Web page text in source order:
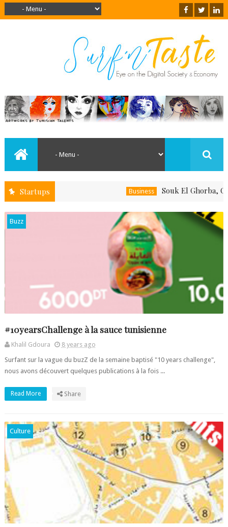
Startups Business Souk El Ghorba, Ou
Buzz
#10yearsChallenge à la sauce tunisienne
Khalil Gdoura
8 years ago
Surfant sur la vague du buzZ de la semaine baptisé "10 years challenge",
nous avons découvert quelques publications à la fois ...
Read More Share
Culture